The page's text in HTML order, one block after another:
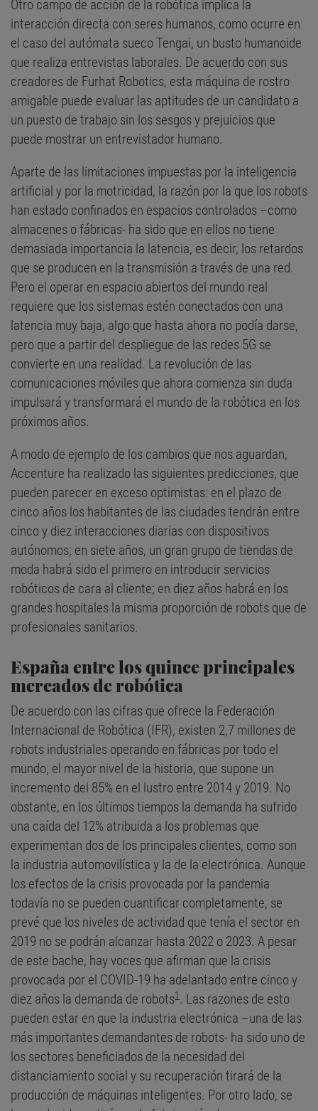
Otro campo de acción de la robótica implica la
interacción directa con seres humanos, como ocurre en
el caso del autómata sueco Tengai, un busto humanoide
que realiza entrevistas laborales. De acuerdo con sus
creadores de Furhat Robotics, esta máquina de rostro
amigable puede evaluar las aptitudes de un candidato a
un puesto de trabajo sin los sesgos y prejuicios que
puede mostrar un entrevistador humano.
Aparte de las limitaciones impuestas por la inteligencia
artificial y por la motricidad, la razón por la que los robots
han estado confinados en espacios controlados –como
almacenes o fábricas- ha sido que en ellos no tiene
demasiada importancia la latencia, es decir, los retardos
que se producen en la transmisión a través de una red.
Pero el operar en espacio abiertos del mundo real
requiere que los sistemas estén conectados con una
latencia muy baja, algo que hasta ahora no podía darse,
pero que a partir del despliegue de las redes 5G se
convierte en una realidad. La revolución de las
comunicaciones móviles que ahora comienza sin duda
impulsará y transformará el mundo de la robótica en los
próximos años.
A modo de ejemplo de los cambios que nos aguardan,
Accenture ha realizado las siguientes predicciones, que
pueden parecer en exceso optimistas: en el plazo de
cinco años los habitantes de las ciudades tendrán entre
cinco y diez interacciones diarias con dispositivos
autónomos; en siete años, un gran grupo de tiendas de
moda habrá sido el primero en introducir servicios
robóticos de cara al cliente; en diez años habrá en los
grandes hospitales la misma proporción de robots que de
profesionales sanitarios.
España entre los quince principales
mercados de robótica
De acuerdo con las cifras que ofrece la Federación
Internacional de Robótica (IFR), existen 2,7 millones de
robots industriales operando en fábricas por todo el
mundo, el mayor nivel de la historia, que supone un
incremento del 85% en el lustro entre 2014 y 2019. No
obstante, en los últimos tiempos la demanda ha sufrido
una caída del 12% atribuida a los problemas que
experimentan dos de los principales clientes, como son
la industria automovilística y la de la electrónica. Aunque
los efectos de la crisis provocada por la pandemia
todavía no se pueden cuantificar completamente, se
prevé que los niveles de actividad que tenía el sector en
2019 no se podrán alcanzar hasta 2022 o 2023. A pesar
de este bache, hay voces que afirman que la crisis
provocada por el COVID-19 ha adelantado entre cinco y
diez años la demanda de robots1 . Las razones de esto
pueden estar en que la industria electrónica –una de las
más importantes demandantes de robots- ha sido uno de
los sectores beneficiados de la necesidad del
distanciamiento social y su recuperación tirará de la
producción de máquinas inteligentes. Por otro lado, se